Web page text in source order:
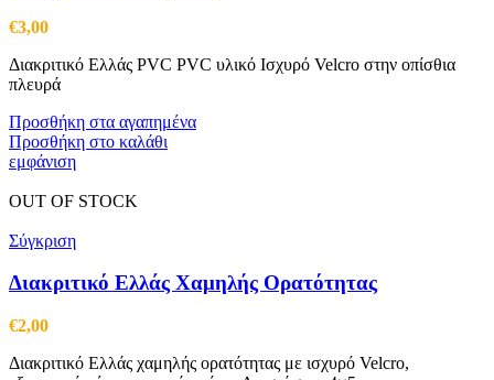
€3,00
Διακριτικό Ελλάς PVC PVC υλικό Ισχυρό Velcro στην οπίσθια
πλευρά
Προσθήκη στα αγαπημένα
Προσθήκη στο καλάθι
εμφάνιση
OUT OF STOCK
Σύγκριση
Διακριτικό Ελλάς Χαμηλής Ορατότητας
€2,00
Διακριτικό Ελλάς χαμηλής ορατότητας με ισχυρό Velcro,